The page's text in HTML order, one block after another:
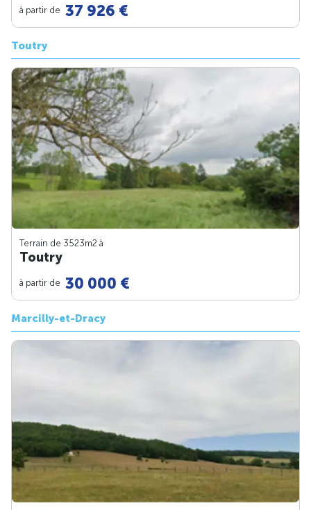
à partir de 37 926 €
Toutry
Terrain de 3523m2 à
Toutry
à partir de 30 000 €
Marcilly-et-Dracy